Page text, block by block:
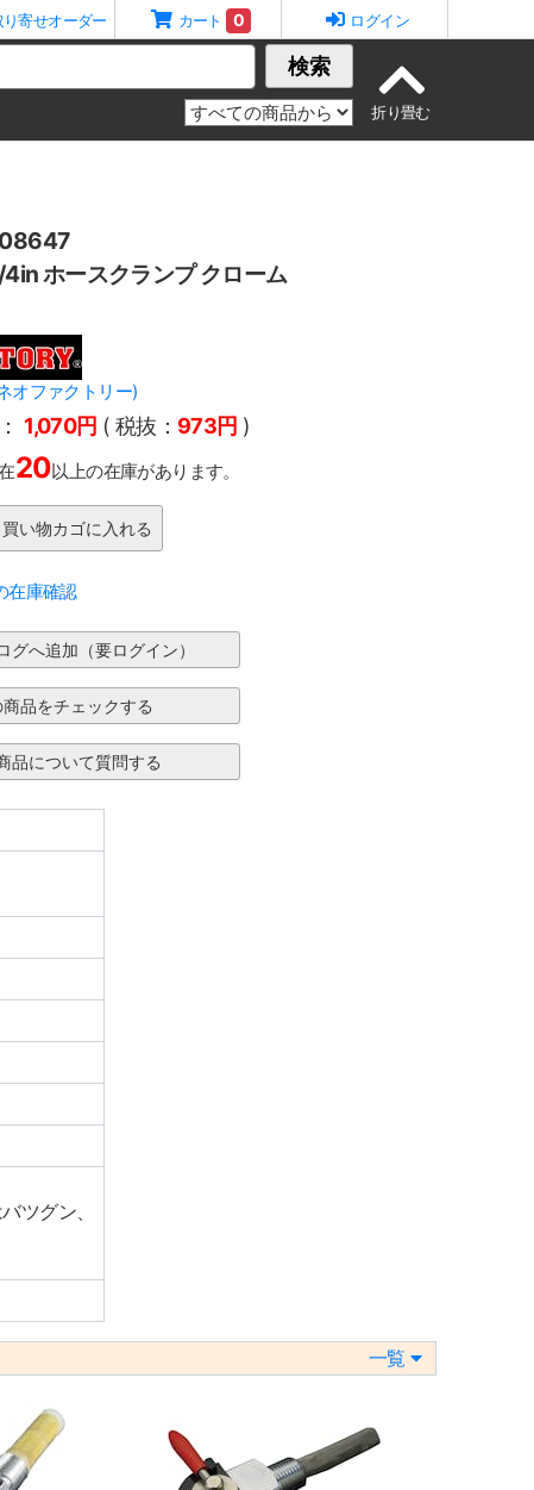
り寄せオーダー カート 0 ログイン
検索
4in ホースクランプ クローム
オファクトリー)
1,070円 ( 税抜： 973円 )
20以上の在庫があります。
在庫確認
ツグン、
一覧